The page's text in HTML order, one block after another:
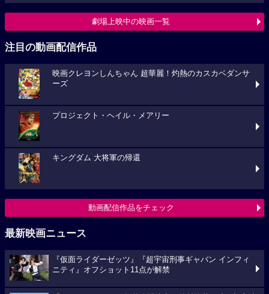
劇場上映中の映画一覧
注目の動画配信作品
映画クレヨンしんちゃん 超華麗！灼熱のカスカベダンサ
ーズ
プロジェクト・ヘイル・メアリー
キングダム 大将軍の帰還
動画配信作品をチェック
最新映画ニュース
『仮面ライダーゼッツ』『超宇宙刑事ギャバン インフィ
ニティ』オフショット11点が解禁